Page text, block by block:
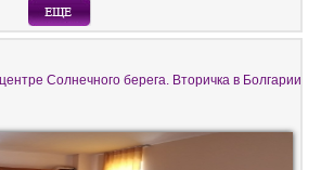
Солнечного берега. Вторичка в Болгарии